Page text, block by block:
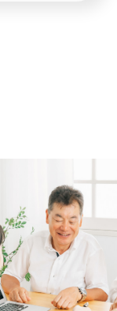
れました
開催
式にて